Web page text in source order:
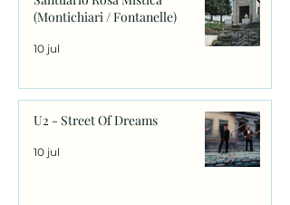
(Montichiari / Fontanelle)
10 jul
U2 - Street Of Dreams
10 jul